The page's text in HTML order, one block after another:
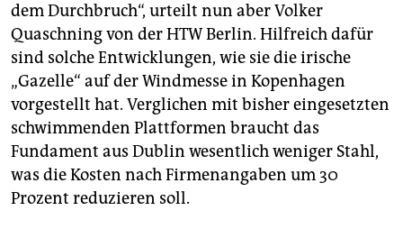
dem Durchbruch“, urteilt nun aber Volker
Quaschning von der HTW Berlin. Hilfreich dafür
sind solche Entwicklungen, wie sie die irische
„Gazelle“ auf der Windmesse in Kopenhagen
vorgestellt hat. Verglichen mit bisher eingesetzten
schwimmenden Plattformen braucht das
Fundament aus Dublin wesentlich weniger Stahl,
was die Kosten nach Firmenangaben um 30
Prozent reduzieren soll.